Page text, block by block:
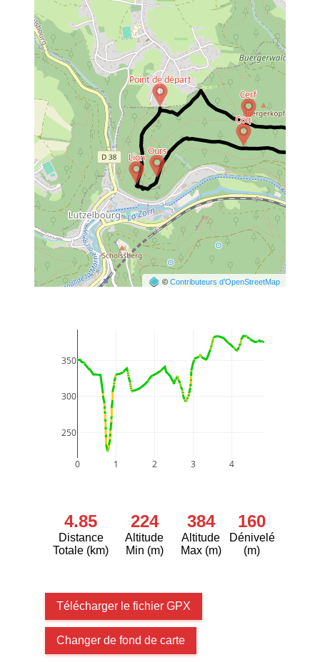
©Contributeurs d’OpenStreetMap
0 1 2 3 4
250
300
350
4.85
Distance
Totale (km)
224
Altitude
Min (m)
384
Altitude
Max (m)
160
Dénivelé
(m)
Télécharger le fichier GPX
Changer de fond de carte